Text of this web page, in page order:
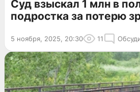
Суд взыскал 1 млн в
подростка за потерю
5 ноября, 2025, 20:30 11